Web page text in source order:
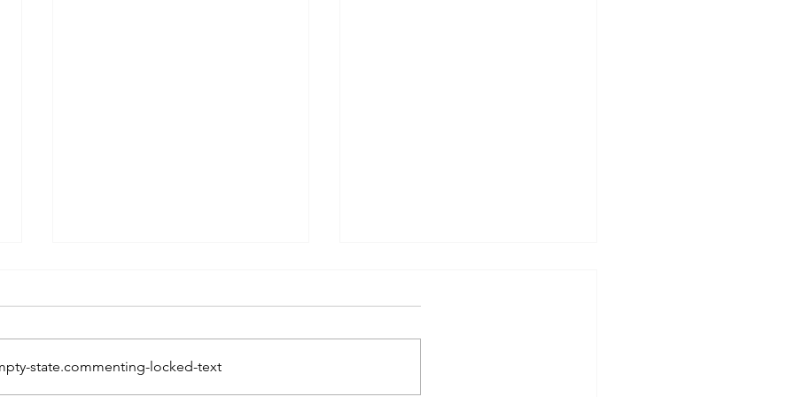
state.commenting-locked-text